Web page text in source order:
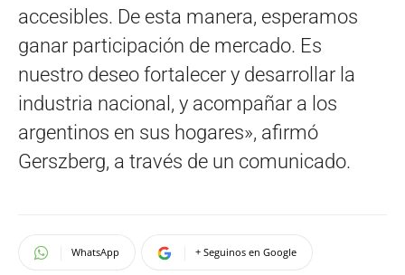
accesibles. De esta manera, esperamos
ganar participación de mercado. Es
nuestro deseo fortalecer y desarrollar la
industria nacional, y acompañar a los
argentinos en sus hogares», afirmó
Gerszberg, a través de un comunicado.
WhatsApp + Seguinos en Google